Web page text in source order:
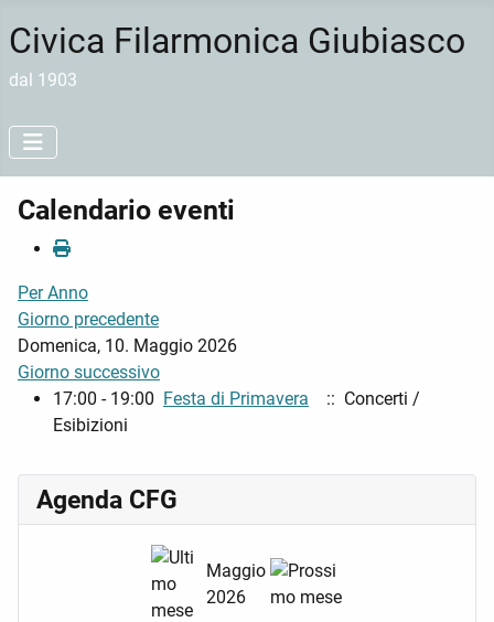
Civica Filarmonica Giubiasco
dal 1903
Calendario eventi
Per Anno
Giorno precedente
Domenica, 10. Maggio 2026
Giorno successivo
17:00 - 19:00 Festa di Primavera
:: Concerti /
Esibizioni
Agenda CFG
Maggio
2026